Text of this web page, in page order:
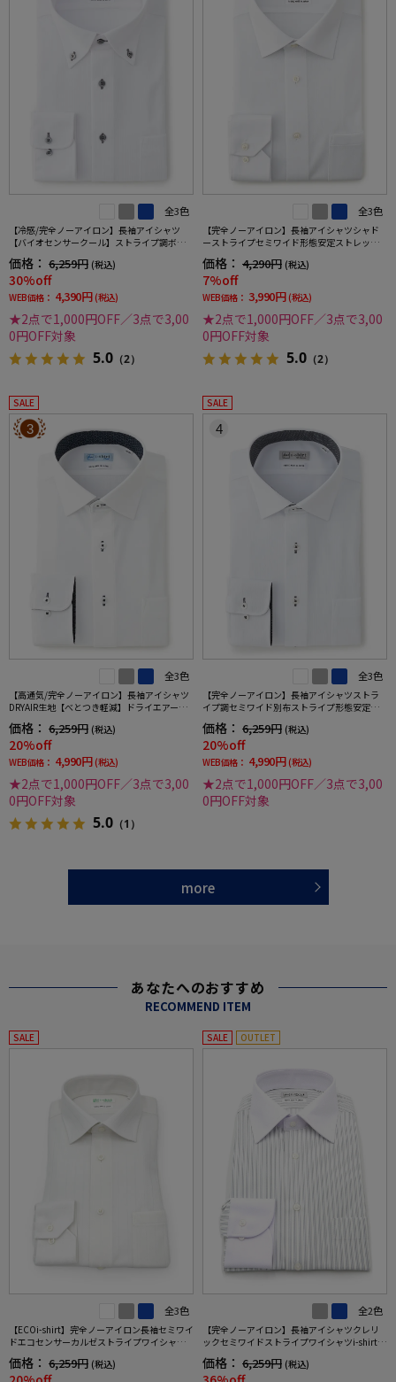
全3色
【冷感/完全ノーアイロン】長袖アイシャツ
【バイオセンサークール】ストライプ調ボタ
効果吸汗速乾ワイシャツ春夏
価格： 6,259円 (税込)
30%off
WEB価格： 4,390円 (税込)
★2点で1,000円OFF／3点で3,00
0円OFF対象
5.0 （2）
全3色
【完全ノーアイロン】長袖アイシャツシャド
ーストライプセミワイド形態安定ストレッチ
価格： 4,290円 (税込)
7%off
WEB価格： 3,990円 (税込)
★2点で1,000円OFF／3点で3,00
0円OFF対象
5.0 （2）
SALE
3
全3色
【高通気/完全ノーアイロン】長袖アイシャツ
DRYAIR生地【べとつき軽減】ドライエアース
定ストレッチ防汚効果吸汗速乾ワイシャツ春
夏
価格： 6,259円 (税込)
20%off
WEB価格： 4,990円 (税込)
★2点で1,000円OFF／3点で3,00
0円OFF対象
5.0 （1）
SALE
4
全3色
【完全ノーアイロン】長袖アイシャツストラ
イプ調セミワイド別布ストライプ形態安定ス
価格： 6,259円 (税込)
20%off
WEB価格： 4,990円 (税込)
★2点で1,000円OFF／3点で3,00
0円OFF対象
more
あなたへのおすすめ
RECOMMEND ITEM
SALE
全3色
【ECOi-shirt】完全ノーアイロン長袖セミワイ
ドエコセンサーカルゼストライプワイシャツ
価格： 6,259円 (税込)
SALE OUTLET
全2色
【完全ノーアイロン】長袖アイシャツクレリ
ックセミワイドストライプワイシャツi-shirt通
価格： 6,259円 (税込)